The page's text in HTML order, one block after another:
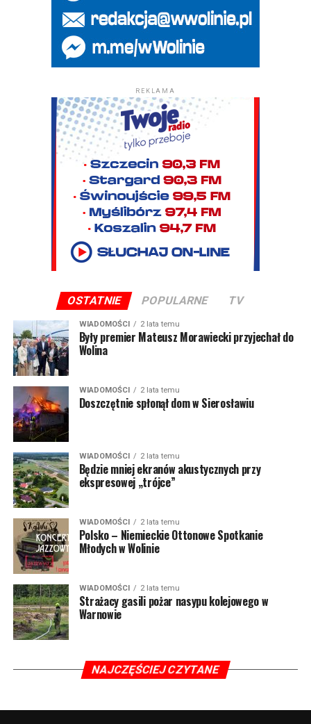
REKLAMA
OSTATNIE POPULARNE TV
WIADOMOŚCI 2 lata temu
Były premier Mateusz Morawiecki przyjechał do
Wolina
WIADOMOŚCI 2 lata temu
Doszczętnie spłonął dom w Sierosławiu
WIADOMOŚCI 2 lata temu
Będzie mniej ekranów akustycznych przy
ekspresowej „trójce”
WIADOMOŚCI 2 lata temu
Polsko – Niemieckie Ottonowe Spotkanie
Młodych w Wolinie
WIADOMOŚCI 2 lata temu
Strażacy gasili pożar nasypu kolejowego w
Warnowie
NAJCZĘŚCIEJ CZYTANE